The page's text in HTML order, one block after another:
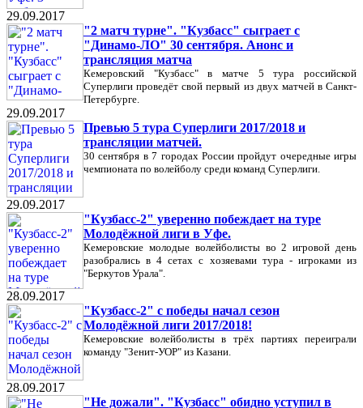
29.09.2017
"2 матч турне". "Кузбасс" сыграет с
"Динамо-ЛО" 30 сентября. Анонс и
трансляция матча
Кемеровский "Кузбасс" в матче 5 тура российской
Суперлиги проведёт свой первый из двух матчей в Санкт-
Петербурге.
29.09.2017
Превью 5 тура Суперлиги 2017/2018 и
трансляции матчей.
30 сентября в 7 городах России пройдут очередные игры
чемпионата по волейболу среди команд Суперлиги.
29.09.2017
"Кузбасс-2" уверенно побеждает на туре
Молодёжной лиги в Уфе.
Кемеровские молодые волейболисты во 2 игровой день
разобрались в 4 сетах с хозяевами тура - игроками из
"Беркутов Урала".
28.09.2017
"Кузбасс-2" с победы начал сезон
Молодёжной лиги 2017/2018!
Кемеровские волейболисты в трёх партиях переиграли
команду "Зенит-УОР" из Казани.
28.09.2017
"Не дожали". "Кузбасс" обидно уступил в